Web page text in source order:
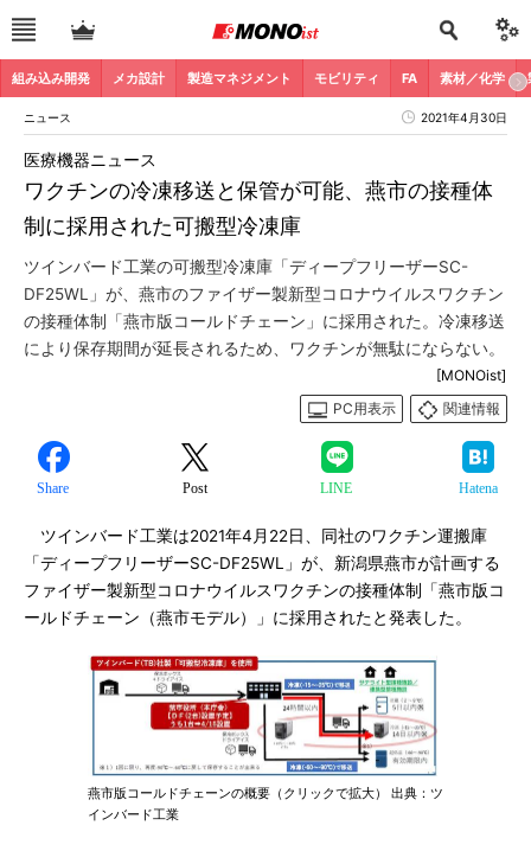
組み込み開発 メカ設計 製造マネジメント モビリティ FA 素材／化学
ニュース 2021年4月30日
ワクチンの冷凍移送と保管が可能、燕市の接種体
制に採用された可搬型冷凍庫
医療機器ニュース
ツインバード工業の可搬型冷凍庫「ディープフリーザーSC-
DF25WL」が、燕市のファイザー製新型コロナウイルスワクチン
の接種体制「燕市版コールドチェーン」に採用された。冷凍移送
により保存期間が延長されるため、ワクチンが無駄にならない。
[MONOist]
PC用表示
関連情報
Share Post LINE Hatena
ツインバード工業は2021年4月22日、同社のワクチン運搬庫
「ディープフリーザーSC-DF25WL」が、新潟県燕市が計画する
ファイザー製新型コロナウイルスワクチンの接種体制「燕市版コ
ールドチェーン（燕市モデル）」に採用されたと発表した。
燕市版コールドチェーンの概要（クリックで拡大） 出典：ツ
インバード工業